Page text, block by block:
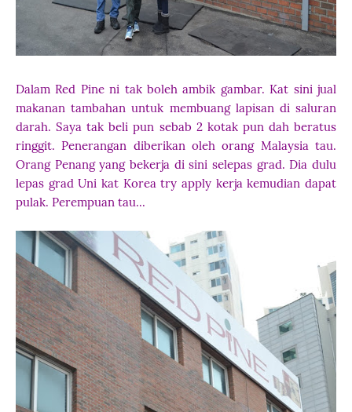
Dalam Red Pine ni tak boleh ambik gambar. Kat sini jual
makanan tambahan untuk membuang lapisan di saluran
darah. Saya tak beli pun sebab 2 kotak pun dah beratus
ringgit. Penerangan diberikan oleh orang Malaysia tau.
Orang Penang yang bekerja di sini selepas grad. Dia dulu
lepas grad Uni kat Korea try apply kerja kemudian dapat
pulak. Perempuan tau...